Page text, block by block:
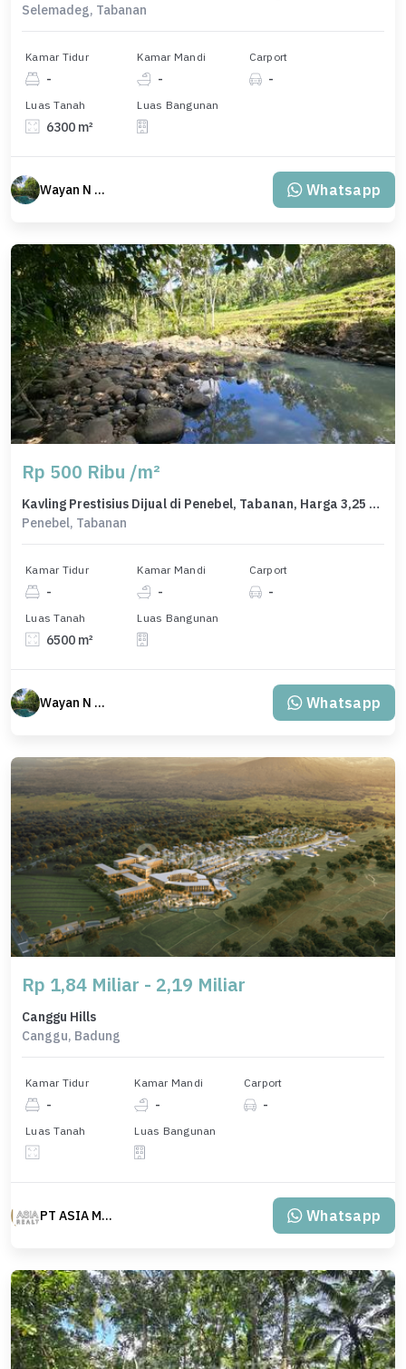
Selemadeg, Tabanan
Kamar Tidur
-
Kamar Mandi
-
Carport
-
Luas Tanah
6300 m²
Luas Bangunan
Wayan N Bali Whatsapp
Rp 500 Ribu /m²
Kavling Prestisius Dijual di Penebel, Tabanan, Harga 3,25 Miliar
Penebel, Tabanan
Kamar Tidur
-
Kamar Mandi
-
Carport
-
Luas Tanah
6500 m²
Luas Bangunan
Wayan N Bali Whatsapp
Rp 1,84 Miliar - 2,19 Miliar
Canggu Hills
Canggu, Badung
Kamar Tidur
-
Kamar Mandi
-
Carport
-
Luas Tanah Luas Bangunan
PT ASIA MAS REALTY Whatsapp